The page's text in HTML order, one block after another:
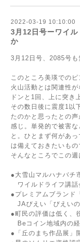
2022-03-19 10:10:00
3月12日号ーワイ
か
3月12日号、2085号も
このところ美瑛での
火山活動とは関連性
ドンと1回、上に突き
その数日後に震度1以
たのかと思ったとの
感じ。単発的で被害
と。ひとまず何があ
は備えておきたいもの
そんなところでこの週
●大雪山マルハナバチ
ワイルドライフ講話
●プレミアムブランド
JAびえい「びえい
●町民の評価は低く、
Beコイン地域内の
●「丘のまち作品展」